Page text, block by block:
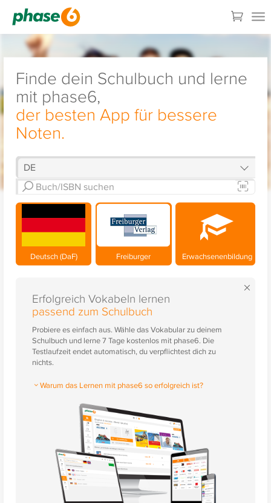
Finde dein Schulbuch und lerne
mit phase6,
der besten App für bessere
Noten.
Deutsch (DaF) Freiburger Erwachsenenbildung
×
Erfolgreich Vokabeln lernen
passend zum Schulbuch
Probiere es einfach aus. Wähle das Vokabular zu deinem
Schulbuch und lerne 7 Tage kostenlos mit phase6. Die
Testlaufzeit endet automatisch, du verpflichtest dich zu
nichts.
Warum das Lernen mit phase6 so erfolgreich ist?